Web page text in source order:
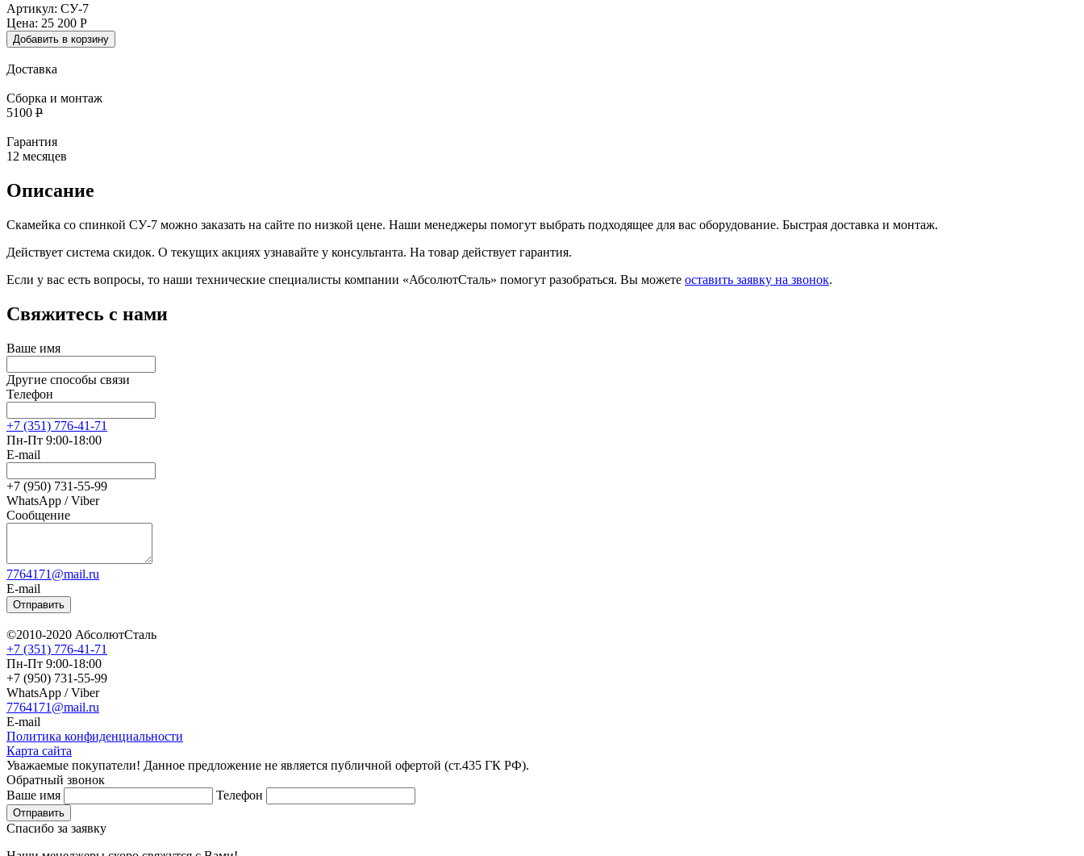
Артикул: СУ-7
Цена: 25 200 Р
Добавить в корзину
Доставка
Сборка и монтаж
5100 Р
Гарантия
12 месяцев
Описание
Скамейка со спинкой СУ-7 можно заказать на сайте по низкой цене. Наши менеджеры помогут выбрать подходящее для вас оборудование. Быстрая доставка и монтаж.
Действует система скидок. О текущих акциях узнавайте у консультанта. На товар действует гарантия.
Если у вас есть вопросы, то наши технические специалисты компании «АбсолютСталь» помогут разобраться. Вы можете оставить заявку на звонок.
Свяжитесь с нами
Ваше имя
Другие способы связи
Телефон
+7 (351) 776-41-71
Пн-Пт 9:00-18:00
E-mail
+7 (950) 731-55-99
WhatsApp / Viber
Сообщение
7764171@mail.ru
E-mail
Отправить
©2010-2020 АбсолютСталь
+7 (351) 776-41-71
Пн-Пт 9:00-18:00
+7 (950) 731-55-99
WhatsApp / Viber
7764171@mail.ru
E-mail
Политика конфиденциальности
Карта сайта
Уважаемые покупатели! Данное предложение не является публичной офертой (ст.435 ГК РФ).
Обратный звонок
Ваше имя
Телефон
Отправить
Спасибо за заявку